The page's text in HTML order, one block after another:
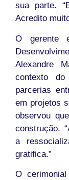
sua parte.
Acredito
O gerente
Alexandre
contexto
parcerias
em projetos
observou
construção.
a
gratifica.”
O